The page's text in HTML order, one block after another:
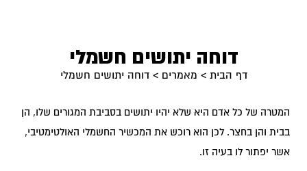
דוחה יתושים חשמלי
דף הבית > מאמרים >דוחה יתושים חשמלי
המטרה של כל אדם היא שלא יהיו יתושים בסביבת המגורים שלו, הן
בבית והן בחצר. לכן הוא רוכש את המכשיר החשמלי האולטימטיבי,
אשר יפתור לו בעיה זו.